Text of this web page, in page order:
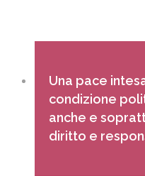
Una pace
condizione
anche e
diritto e